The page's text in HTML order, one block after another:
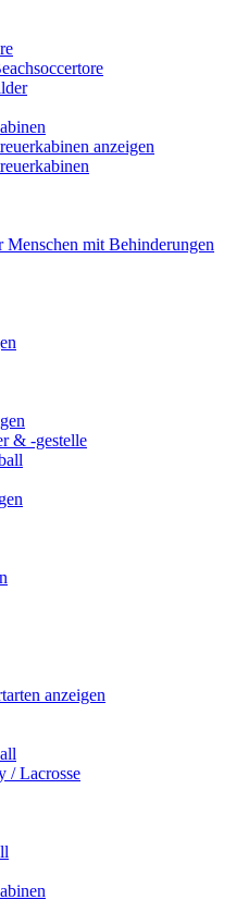
anzeigen
Menschen mit Behinderungen
& -gestelle
anzeigen
/ Lacrosse